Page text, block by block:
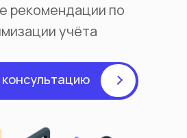
рекомендации по
учёта